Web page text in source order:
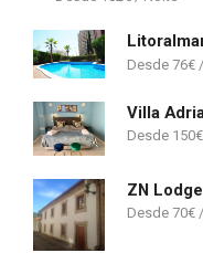
76€
Villa
150€
ZN Lodge
70€